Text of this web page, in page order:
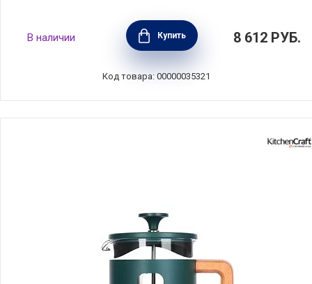
Кофейник френч-пресс La Cafetiere 1 л,
сталь+стекло+дерево, цвет красный,
Kitchen Craft, Великобритания,
В наличии Купить 8 612 РУБ.
Код товара: 00000035321